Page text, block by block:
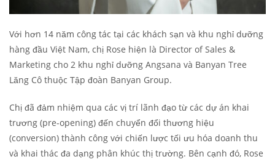
Với hơn 14 năm công tác tại các khách sạn và khu nghỉ dưỡng
hàng đầu Việt Nam, chị Rose hiện là Director of Sales &
Marketing cho 2 khu nghỉ dưỡng Angsana và Banyan Tree
Lăng Cô thuộc Tập đoàn Banyan Group.
Chị đã đảm nhiệm qua các vị trí lãnh đạo từ các dự án khai
trương (pre-opening) đến chuyển đổi thương hiệu
(conversion) thành công với chiến lược tối ưu hóa doanh thu
và khai thác đa dạng phân khúc thị trường. Bên cạnh đó, Rose